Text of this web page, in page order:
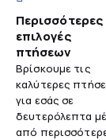
Περισσότερες
επιλογές
πτήσεων
Βρίσκουμε τις
καλύτερες
για εσάς σε
δευτερόλεπτα
από